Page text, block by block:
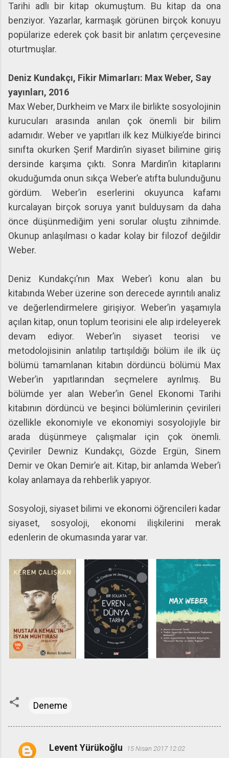
Tarihi adlı bir kitap okumuştum. Bu kitap da ona
benziyor. Yazarlar, karmaşık görünen birçok konuyu
popülarize ederek çok basit bir anlatım çerçevesine
oturtmuşlar.
Deniz Kundakçı, Fikir Mimarları: Max Weber, Say
yayınları, 2016
Max Weber, Durkheim ve Marx ile birlikte sosyolojinin
kurucuları arasında anılan çok önemli bir bilim
adamıdır. Weber ve yapıtları ilk kez Mülkiye’de birinci
sınıfta okurken Şerif Mardin’in siyaset bilimine giriş
dersinde karşıma çıktı. Sonra Mardin’in kitaplarını
okuduğumda onun sıkça Weber’e atıfta bulunduğunu
gördüm. Weber’in eserlerini okuyunca kafamı
kurcalayan birçok soruya yanıt bulduysam da daha
önce düşünmediğim yeni sorular oluştu zihnimde.
Okunup anlaşılması o kadar kolay bir filozof değildir
Weber.
Deniz Kundakçı’nın Max Weber’i konu alan bu
kitabında Weber üzerine son derecede ayrıntılı analiz
ve değerlendirmelere girişiyor. Weber’in yaşamıyla
açılan kitap, onun toplum teorisini ele alıp irdeleyerek
devam ediyor. Weber’in siyaset teorisi ve
metodolojisinin anlatılıp tartışıldığı bölüm ile ilk üç
bölümü tamamlanan kitabın dördüncü bölümü Max
Weber’in yapıtlarından seçmelere ayrılmış. Bu
bölümde yer alan Weber’in Genel Ekonomi Tarihi
kitabının dördüncü ve beşinci bölümlerinin çevirileri
özellikle ekonomiyle ve ekonomiyi sosyolojiyle bir
arada düşünmeye çalışmalar için çok önemli.
Çeviriler Dewniz Kundakçı, Gözde Ergün, Sinem
Demir ve Okan Demir’e ait. Kitap, bir anlamda Weber’i
kolay anlamaya da rehberlik yapıyor.
Sosyoloji, siyaset bilimi ve ekonomi öğrencileri kadar
siyaset, sosyoloji, ekonomi ilişkilerini merak
edenlerin de okumasında yarar var.
Deneme
Y Levent Yürükoğlu 15 Nisan 2017 12:02